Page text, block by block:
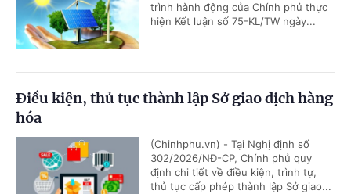
trình hành động của Chính phủ thực
hiện Kết luận số 75-KL/TW ngày...
Điều kiện, thủ tục thành lập Sở giao dịch hàng
hóa
(Chinhphu.vn) - Tại Nghị định số
302/2026/NĐ-CP, Chính phủ quy
định chi tiết về điều kiện, trình tự,
thủ tục cấp phép thành lập Sở giao...